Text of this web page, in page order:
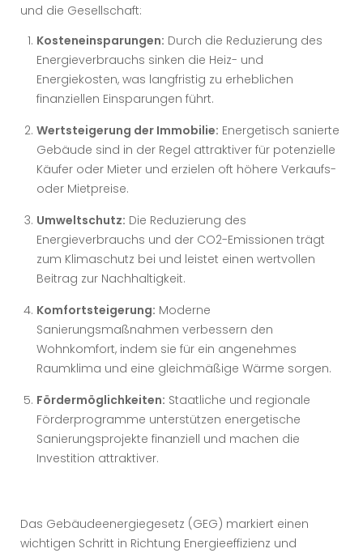
und die Gesellschaft:
Kosteneinsparungen: Durch die Reduzierung des
Energieverbrauchs sinken die Heiz- und
Energiekosten, was langfristig zu erheblichen
finanziellen Einsparungen führt.
Wertsteigerung der Immobilie: Energetisch sanierte
Gebäude sind in der Regel attraktiver für potenzielle
Käufer oder Mieter und erzielen oft höhere Verkaufs-
oder Mietpreise.
Umweltschutz: Die Reduzierung des
Energieverbrauchs und der CO2-Emissionen trägt
zum Klimaschutz bei und leistet einen wertvollen
Beitrag zur Nachhaltigkeit.
Komfortsteigerung: Moderne
Sanierungsmaßnahmen verbessern den
Wohnkomfort, indem sie für ein angenehmes
Raumklima und eine gleichmäßige Wärme sorgen.
Fördermöglichkeiten: Staatliche und regionale
Förderprogramme unterstützen energetische
Sanierungsprojekte finanziell und machen die
Investition attraktiver.
Das Gebäudeenergiegesetz (GEG) markiert einen
wichtigen Schritt in Richtung Energieeffizienz und